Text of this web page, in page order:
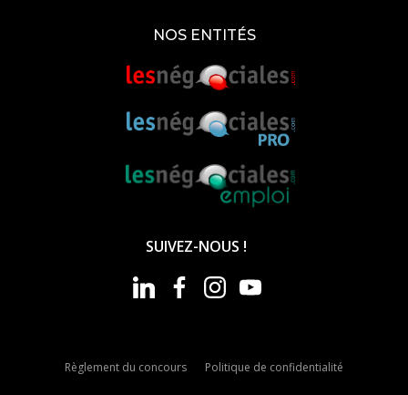
NOS ENTITÉS
SUIVEZ-NOUS !
Règlement du concours Politique de confidentialité